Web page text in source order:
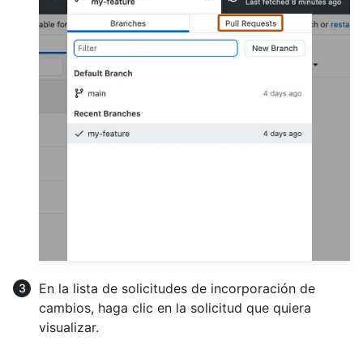
En la lista de solicitudes de incorporación de
cambios, haga clic en la solicitud que quiera
visualizar.